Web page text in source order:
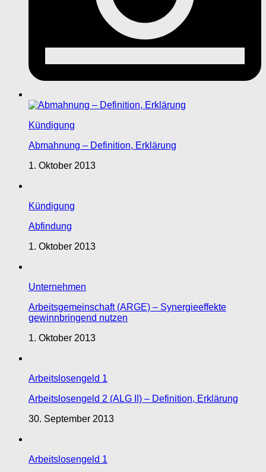
Kündigung
Abmahnung – Definition, Erklärung
1. Oktober 2013
Kündigung
Abfindung
1. Oktober 2013
Unternehmen
Arbeitsgemeinschaft (ARGE) – Synergieeffekte
gewinnbringend nutzen
1. Oktober 2013
Arbeitslosengeld 1
Arbeitslosengeld 2 (ALG II) – Definition, Erklärung
30. September 2013
Arbeitslosengeld 1